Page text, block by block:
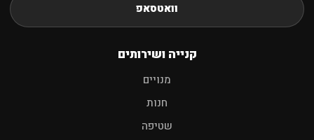
וואטסאפ
קנייה ושירותים
מנויים
חנות
שטיפה